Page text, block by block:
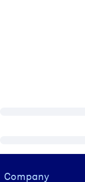
Visually hidden
Company